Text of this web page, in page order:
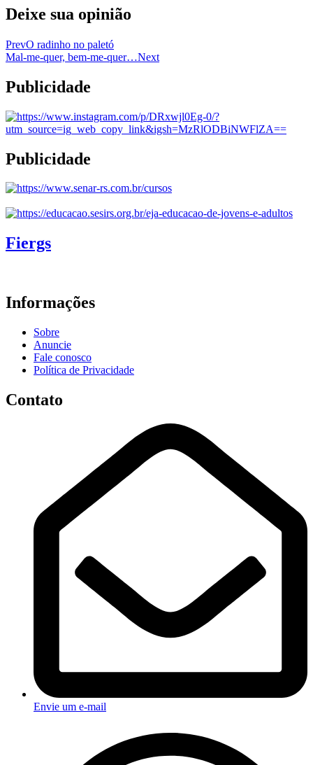
Deixe sua opinião
PrevO radinho no paletó
Mal-me-quer, bem-me-quer…Next
Publicidade
Publicidade
Fiergs
Informações
Sobre
Anuncie
Fale conosco
Política de Privacidade
Contato
Envie um e-mail